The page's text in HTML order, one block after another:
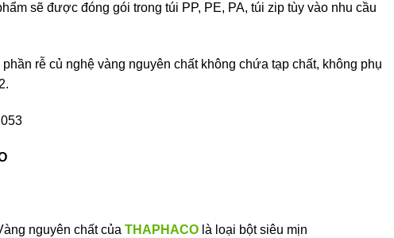
sẽ được đóng gói trong túi PP, PE, PA, túi zip tùy vào nhu cầu
rễ củ nghệ vàng nguyên chất không chứa tạp chất, không phụ
nguyên chất của THAPHACO là loại bột siêu mịn